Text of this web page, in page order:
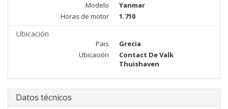
Modelo
Yanmar
Horas de motor
1.710
Ubicación
Pais
Grecia
Ubicación
Contact De Valk
Thuishaven
Datos técnicos